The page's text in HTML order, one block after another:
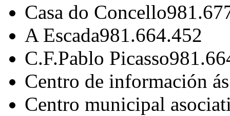
Casa do Concello
A Escada981.664.452
C.F.Pablo Picasso
Centro de información
Centro municipal